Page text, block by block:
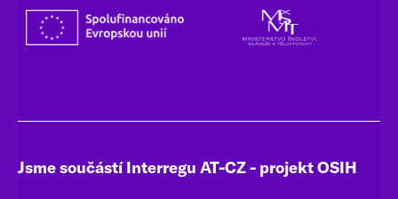
Jsme součástí Interregu AT-CZ - projekt OSIH